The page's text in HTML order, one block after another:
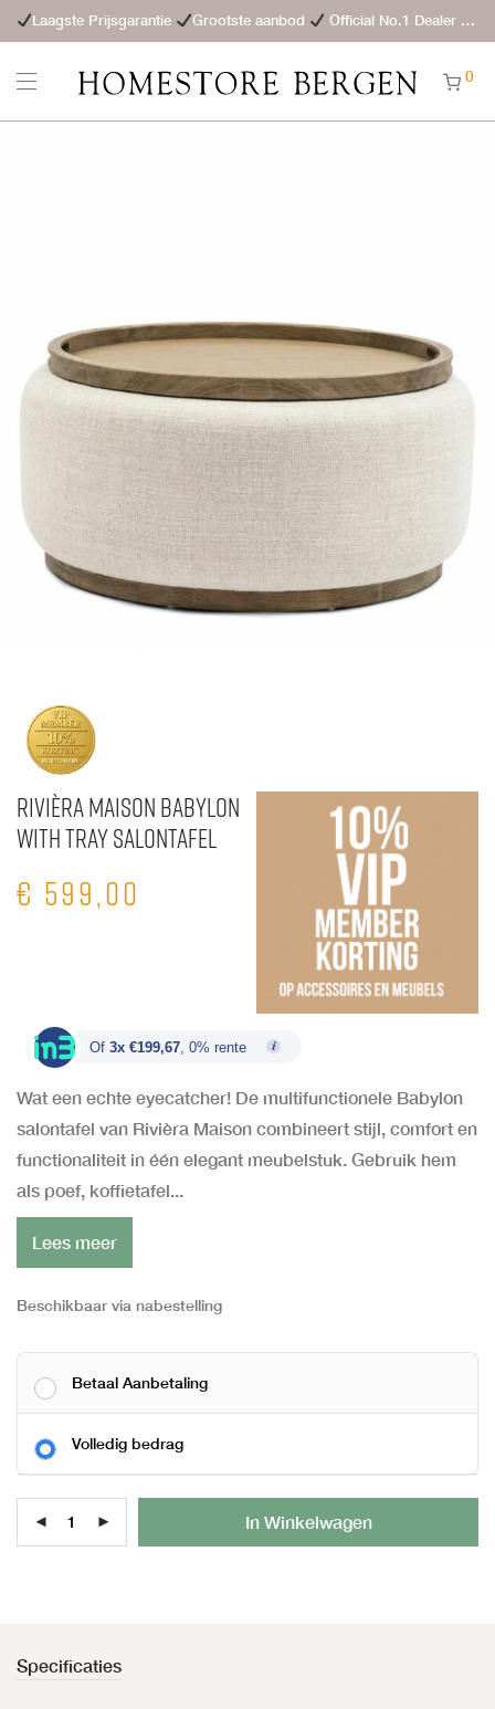
Laagste Prijsgarantie Grootste aanbod Official No.1 Dealer
0
Rivièra Maison Babylon
with Tray Salontafel
€ 599,00
Of 3x €199,67 , 0% rente
Wat een echte eyecatcher! De multifunctionele Babylon
salontafel van Rivièra Maison combineert stijl, comfort en
functionaliteit in één elegant meubelstuk. Gebruik hem
als poef, koffietafel...
Lees meer
Beschikbaar via nabestelling
Betaal Aanbetaling
Volledig bedrag
In Winkelwagen
Specificaties